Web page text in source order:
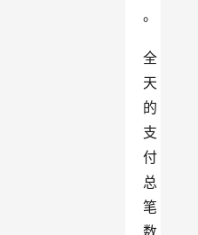
。
全
天
的
支
付
总
笔
数